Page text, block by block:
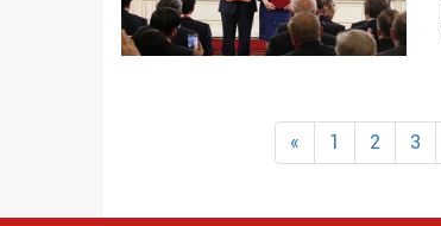
« 1 2 3